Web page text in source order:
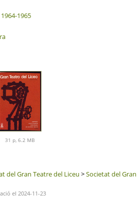
1965
31 p, 6.2 MB
del Gran Teatre del Liceu >Societat del
el 2024-11-23